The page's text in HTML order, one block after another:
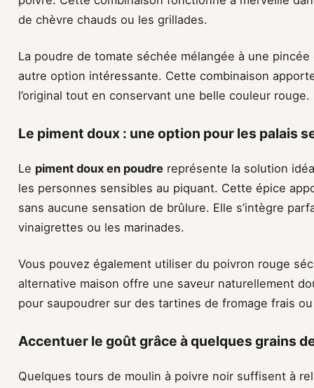
de chèvre chauds ou les grillades.
La poudre de tomate séchée mélangée à une
autre option intéressante. Cette combinaison
l’original tout en conservant une belle couleur rouge.
Le piment doux : une option pour les palais
Le piment doux en poudre représente la solution
les personnes sensibles au piquant. Cette épice
sans aucune sensation de brûlure. Elle s’intègre
vinaigrettes ou les marinades.
Vous pouvez également utiliser du poivron rouge
alternative maison offre une saveur naturellement
pour saupoudrer sur des tartines de fromage frais
Accentuer le goût grâce à quelques grains
Quelques tours de moulin à poivre noir suffisent à